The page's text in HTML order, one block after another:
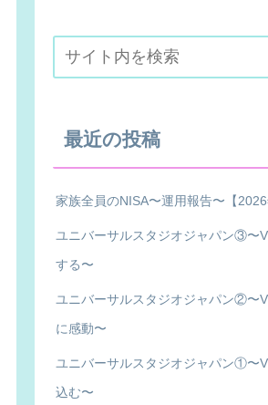
最近の投稿
家族全員のNISA〜運用報告〜【2026
ユニバーサルスタジオジャパン③〜
する〜
ユニバーサルスタジオジャパン②〜
に感動〜
ユニバーサルスタジオジャパン①〜
込む〜